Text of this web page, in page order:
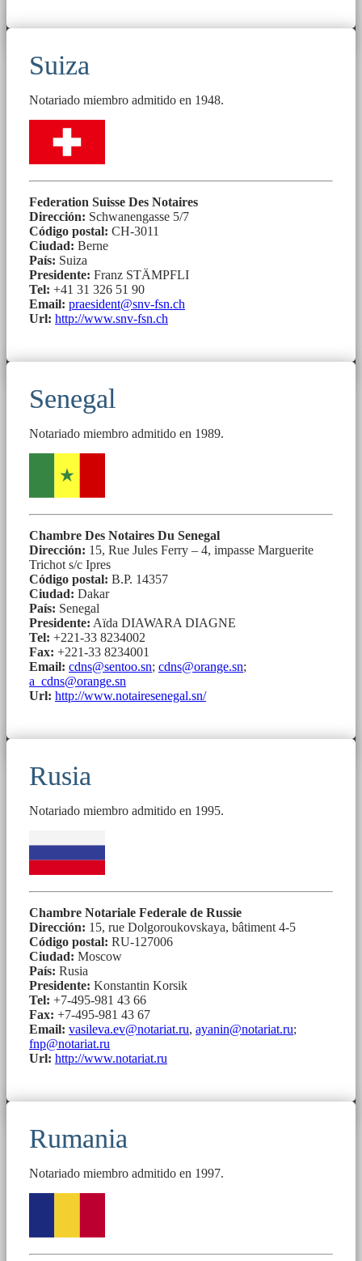
Suiza
Notariado miembro admitido en 1948.
Federation Suisse Des Notaires
Dirección: Schwanengasse 5/7
Código postal: CH-3011
Ciudad: Berne
País: Suiza
Presidente: Franz STÄMPFLI
Tel: +41 31 326 51 90
Email: praesident@snv-fsn.ch
Url: http://www.snv-fsn.ch
Senegal
Notariado miembro admitido en 1989.
Chambre Des Notaires Du Senegal
Dirección: 15, Rue Jules Ferry – 4, impasse Marguerite
Trichot s/c Ipres
Código postal: B.P. 14357
Ciudad: Dakar
País: Senegal
Presidente: Aïda DIAWARA DIAGNE
Tel: +221-33 8234002
Fax: +221-33 8234001
Email: cdns@sentoo.sn; cdns@orange.sn;
a_cdns@orange.sn
Url: http://www.notairesenegal.sn/
Rusia
Notariado miembro admitido en 1995.
Chambre Notariale Federale de Russie
Dirección: 15, rue Dolgoroukovskaya, bâtiment 4-5
Código postal: RU-127006
Ciudad: Moscow
País: Rusia
Presidente: Konstantin Korsik
Tel: +7-495-981 43 66
Fax: +7-495-981 43 67
Email: vasileva.ev@notariat.ru, ayanin@notariat.ru;
fnp@notariat.ru
Url: http://www.notariat.ru
Rumania
Notariado miembro admitido en 1997.